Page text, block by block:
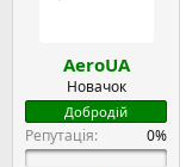
AeroUA
Новачок
Добродій
Репутація: